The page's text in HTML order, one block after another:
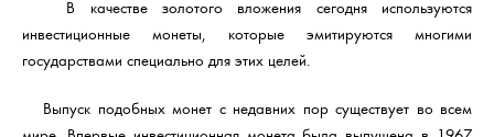
В качестве золотого вложения сегодня используются
инвестиционные монеты, которые эмитируются многими
государствами специально для этих целей.
Выпуск подобных монет с недавних пор существует во всем